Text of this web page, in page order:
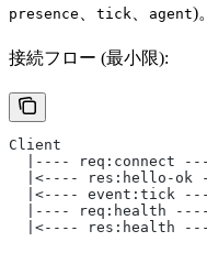
presence tick agent)。
接続フロー (最小限):
Client
|---- req:connect
|<---- res:hello-ok
|<---- event:tick
|---- req:health
|<---- res:health